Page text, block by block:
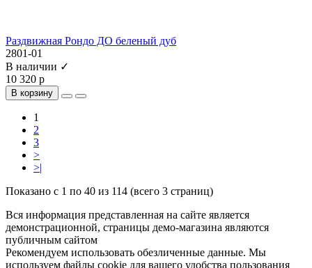
Раздвижная Рондо ДО беленый дуб
2801-01
В наличии ✓
10 320 р
В корзину
1
2
3
>
>|
Показано с 1 по 40 из 114 (всего 3 страниц)
Вся информация представленная на сайте является
демонстрационной, страницы демо-магазина являются
публичным сайтом
Рекомендуем использовать обезличенные данные. Мы
используем файлы cookie для вашего удобства пользования